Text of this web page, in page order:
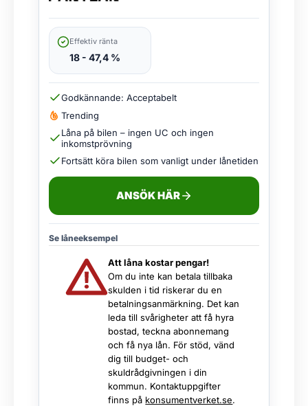
Effektiv ränta
18 - 47,4 %
Godkännande: Acceptabelt
Trending
Låna på bilen – ingen UC och ingen
inkomstprövning
Fortsätt köra bilen som vanligt under lånetiden
ANSÖK HÄR
Se låneeksempel
Att låna kostar pengar!
Om du inte kan betala tillbaka
skulden i tid riskerar du en
betalningsanmärkning. Det kan
leda till svårigheter att få hyra
bostad, teckna abonnemang
och få nya lån. För stöd, vänd
dig till budget- och
skuldrådgivningen i din
kommun. Kontaktuppgifter
finns på konsumentverket.se.